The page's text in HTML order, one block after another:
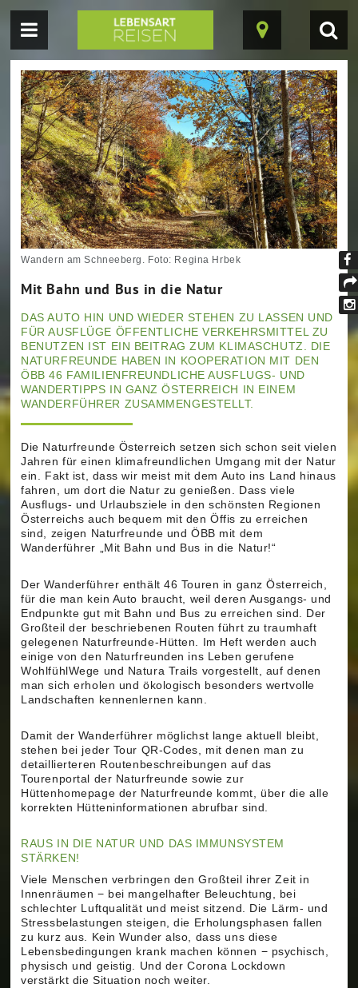
einblenden
Karte
ein-/
Wandern am Schneeberg. Foto: Regina Hrbek
Mit Bahn und Bus in die Natur
DAS AUTO HIN UND WIEDER STEHEN ZU LASSEN UND
FÜR AUSFLÜGE ÖFFENTLICHE VERKEHRSMITTEL ZU
BENUTZEN IST EIN BEITRAG ZUM KLIMASCHUTZ. DIE
NATURFREUNDE HABEN IN KOOPERATION MIT DEN
ÖBB 46 FAMILIENFREUNDLICHE AUSFLUGS- UND
WANDERTIPPS IN GANZ ÖSTERREICH IN EINEM
WANDERFÜHRER ZUSAMMENGESTELLT.
Die Naturfreunde Österreich setzen sich schon seit vielen
Jahren für einen klimafreundlichen Umgang mit der Natur
ein. Fakt ist, dass wir meist mit dem Auto ins Land hinaus
fahren, um dort die Natur zu genießen. Dass viele
Ausflugs- und Urlaubsziele in den schönsten Regionen
Österreichs auch bequem mit den Öffis zu erreichen
sind, zeigen Naturfreunde und ÖBB mit dem
Wanderführer „Mit Bahn und Bus in die Natur!“
Der Wanderführer enthält 46 Touren in ganz Österreich,
für die man kein Auto braucht, weil deren Ausgangs- und
Endpunkte gut mit Bahn und Bus zu erreichen sind. Der
Großteil der beschriebenen Routen führt zu traumhaft
gelegenen Naturfreunde-Hütten. Im Heft werden auch
einige von den Naturfreunden ins Leben gerufene
WohlfühlWege und Natura Trails vorgestellt, auf denen
man sich erholen und ökologisch besonders wertvolle
Landschaften kennenlernen kann.
Damit der Wanderführer möglichst lange aktuell bleibt,
stehen bei jeder Tour QR-Codes, mit denen man zu
detaillierteren Routenbeschreibungen auf das
Tourenportal der Naturfreunde sowie zur
Hüttenhomepage der Naturfreunde kommt, über die alle
korrekten Hütteninformationen abrufbar sind.
RAUS IN DIE NATUR UND DAS IMMUNSYSTEM
STÄRKEN!
Viele Menschen verbringen den Großteil ihrer Zeit in
Innenräumen − bei mangelhafter Beleuchtung, bei
schlechter Luftqualität und meist sitzend. Die Lärm- und
Stressbelastungen steigen, die Erholungsphasen fallen
zu kurz aus. Kein Wunder also, dass uns diese
Lebensbedingungen krank machen können − psychisch,
physisch und geistig. Und der Corona Lockdown
verstärkt die Situation noch weiter.